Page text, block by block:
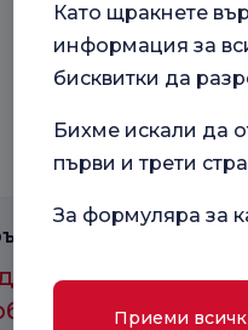
е важна за нас.
участвате в
здравно
Като щракнете
информация за
бисквитки да
Бихме искали да
първи и трети
За формуляра за
Приеми